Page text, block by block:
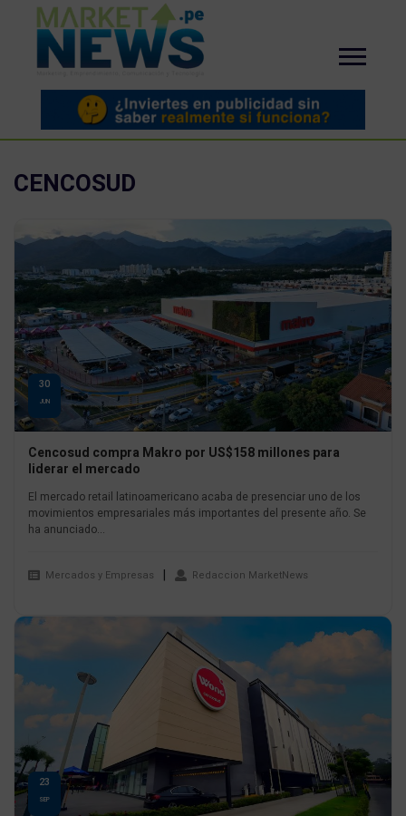
CENCOSUD
30
JUN
Cencosud compra Makro por US$158 millones para
liderar el mercado
El mercado retail latinoamericano acaba de presenciar uno de los
movimientos empresariales más importantes del presente año. Se
ha anunciado...
Mercados y Empresas Redaccion MarketNews
23
SEP